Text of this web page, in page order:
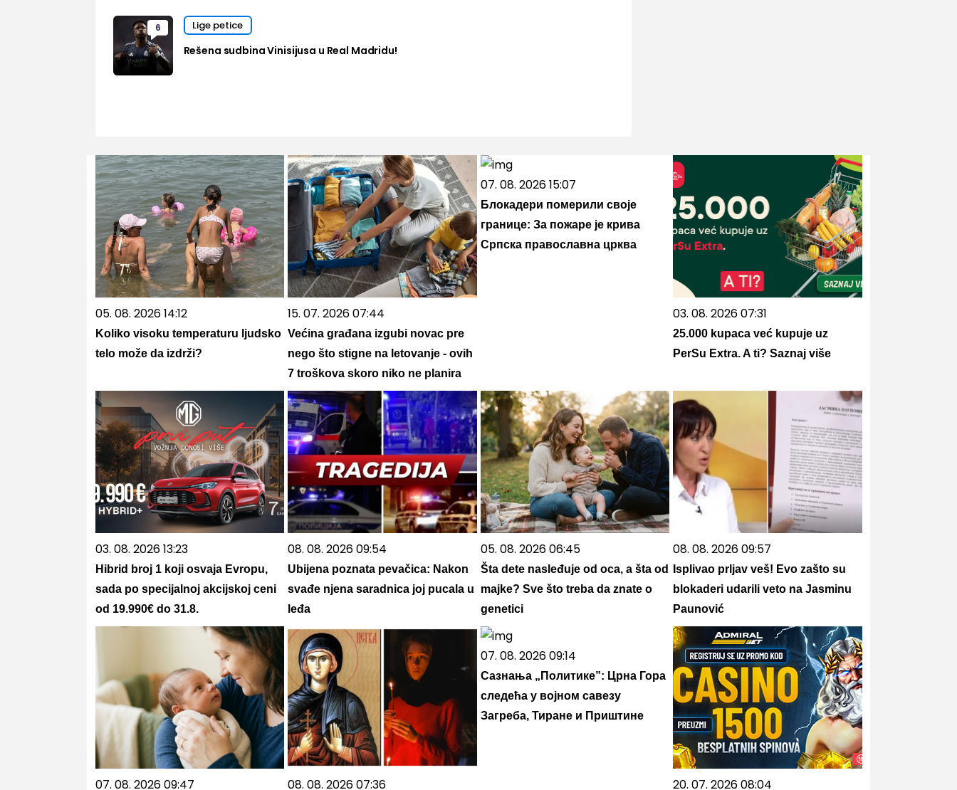
6 Lige petice
Rešena sudbina Vinisijusa u Real Madridu!
05. 08. 2026 14:12
Koliko visoku temperaturu ljudsko
telo može da izdrži?
15. 07. 2026 07:44
Većina građana izgubi novac pre
nego što stigne na letovanje - ovih
7 troškova skoro niko ne planira
07. 08. 2026 15:07
Блокадери померили своје
границе: За пожаре је крива
Српска православна црква
03. 08. 2026 07:31
25.000 kupaca već kupuje uz
PerSu Extra. A ti? Saznaj više
03. 08. 2026 13:23
Hibrid broj 1 koji osvaja Evropu,
sada po specijalnoj akcijskoj ceni
od 19.990€ do 31.8.
08. 08. 2026 09:54
Ubijena poznata pevačica: Nakon
svađe njena saradnica joj pucala u
leđa
05. 08. 2026 06:45
Šta dete nasleđuje od oca, a šta od
majke? Sve što treba da znate o
genetici
08. 08. 2026 09:57
Isplivao prljav veš! Evo zašto su
blokaderi udarili veto na Jasminu
Paunović
07. 08. 2026 09:47 08. 08. 2026 07:36
07. 08. 2026 09:14
Сазнања „Политике”: Црна Гора
следећа у војном савезу
Загреба, Тиране и Приштине
20. 07. 2026 08:04